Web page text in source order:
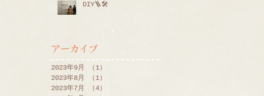
DIY🪜🛠
アーカイブ
2023年9月 （1）
2023年8月
（1）
2023年7月
（4）